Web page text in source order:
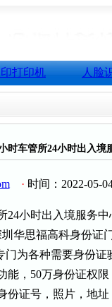
打印机 人脸
时车管所24小时出入
· 时间：2022-05-
24小时出入境服务
华思福高科身份证
门为各种需要身份
能，50万身份证权
份证号，照片，地